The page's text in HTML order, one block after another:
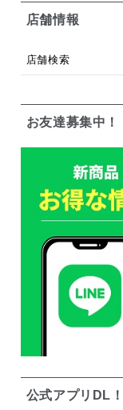
店舗情報
店舗検索
お友達募集中！
公式アプリDL！